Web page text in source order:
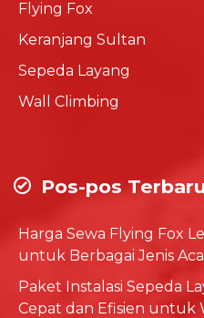
Flying Fox
Keranjang Sultan
Sepeda Layang
Wall Climbing
Pos-pos
Harga Sewa Flying Fox
untuk Berbagai Jenis
Paket Instalasi Sepeda
Cepat dan Efisien untuk